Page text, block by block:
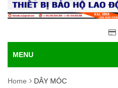
MENU
Home DÂY MÓC